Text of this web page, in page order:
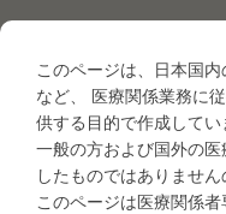
商品カテゴリー
●タトゥー商材
・タトゥー商材＜マシン
このページは、日本国
など、 医療関係業務に
供する目的で作成してい
一般の方および国外の
したものではありません
このページは医療関係者